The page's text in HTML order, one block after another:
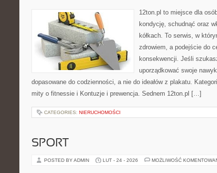
12ton.pl to miejsce dla
kondycję, schudnąć oraz
kółkach. To serwis, w
zdrowiem, a podejście do
konsekwencji. Jeśli
uporządkować swoje
dopasowane do codzienności, a nie do ideałów z plakatu.
mity o fitnessie i Kontuzje i prewencja. Sednem 12ton.pl […]
CATEGORIES: NIERUCHOMOŚCI
SPORT
POSTED BY ADMIN LUT - 24 - 2026 MOŻLIWOŚĆ